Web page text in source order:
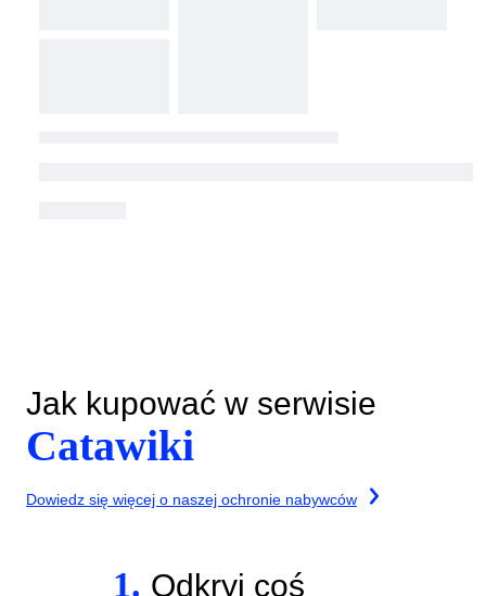
Jak kupować w serwisie
Catawiki
Dowiedz się więcej o naszej ochronie nabywców
1. Odkryj coś